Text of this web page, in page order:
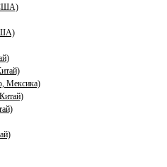
США)
Мексика)